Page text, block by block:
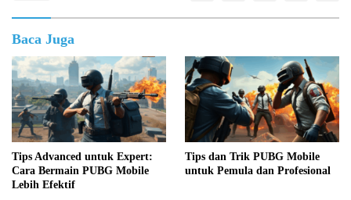
Baca Juga
Tips Advanced untuk Expert:
Cara Bermain PUBG Mobile
Lebih Efektif
Tips dan Trik PUBG Mobile
untuk Pemula dan Profesional